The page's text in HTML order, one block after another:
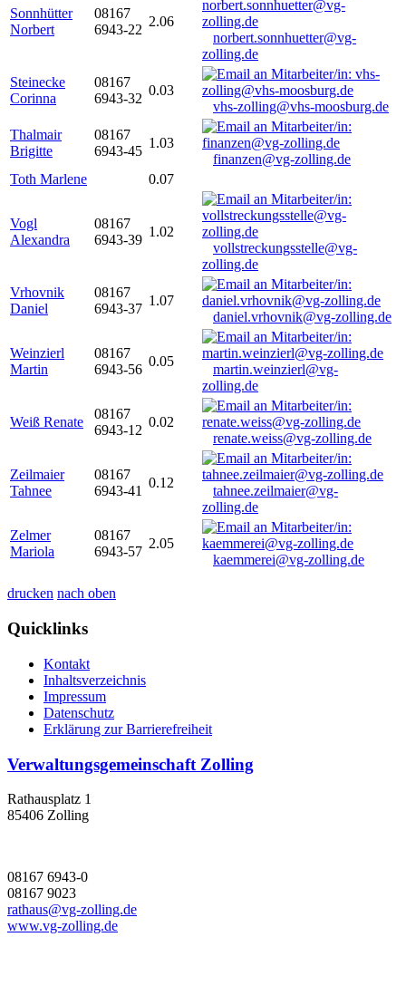
Sonnhütter
Norbert
08167
6943-22
2.06
norbert.sonnhuetter@vg-
zolling.de
Steinecke
Corinna
08167
6943-32
0.03
vhs-zolling@vhs-moosburg.de
Thalmair
Brigitte
08167
6943-45
1.03
finanzen@vg-zolling.de
Toth Marlene
0.07
Vogl
Alexandra
08167
6943-39
1.02
vollstreckungsstelle@vg-
zolling.de
Vrhovnik
Daniel
08167
6943-37
1.07
daniel.vrhovnik@vg-zolling.de
Weinzierl
Martin
08167
6943-56
0.05
martin.weinzierl@vg-
zolling.de
Weiß Renate
08167
6943-12
0.02
renate.weiss@vg-zolling.de
Zeilmaier
Tahnee
08167
6943-41
0.12
tahnee.zeilmaier@vg-
zolling.de
Zelmer
Mariola
08167
6943-57
2.05
kaemmerei@vg-zolling.de
drucken nach oben
Quicklinks
Kontakt
Inhaltsverzeichnis
Impressum
Datenschutz
Erklärung zur Barrierefreiheit
Verwaltungsgemeinschaft Zolling
Rathausplatz 1
85406 Zolling
08167 6943-0
08167 9023
rathaus@vg-zolling.de
www.vg-zolling.de